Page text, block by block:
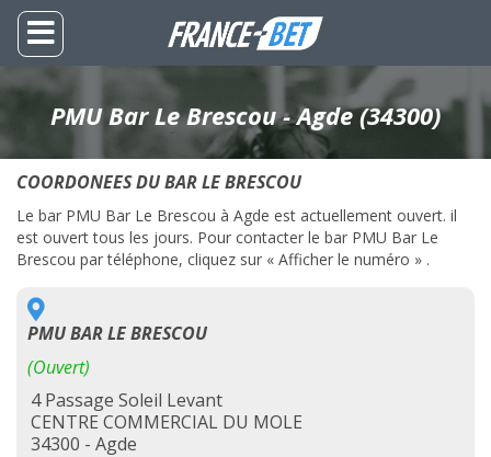
PMU Bar Le Brescou - Agde (34300)
COORDONEES DU BAR LE BRESCOU
Le bar PMU Bar Le Brescou à Agde est actuellement ouvert. il
est ouvert tous les jours. Pour contacter le bar PMU Bar Le
Brescou par téléphone, cliquez sur « Afficher le numéro » .
PMU BAR LE BRESCOU
(Ouvert)
4 Passage Soleil Levant
CENTRE COMMERCIAL DU MOLE
34300 - Agde